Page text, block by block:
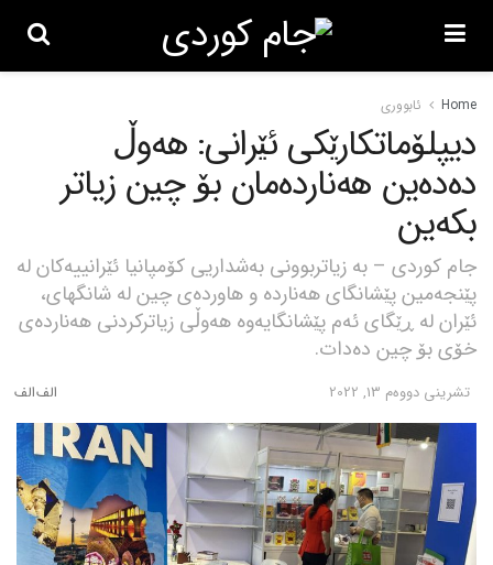
Home ئابووری
دیپلۆماتکارێکی ئێرانی: هەوڵ
دەدەین هەناردەمان بۆ چین زیاتر
بکەین
جام کوردی – بە زیاتربوونی بەشداریی کۆمپانیا ئێرانییەکان لە
پێنجەمین پێشانگای هەناردە و هاوردەی چین لە شانگهای،
ئێران لە ڕێگای ئەم پێشانگایەوە هەوڵی زیاترکردنی هەناردەی
خۆی بۆ چین دەدات.
تشرینی دووه‌م 13, 2022